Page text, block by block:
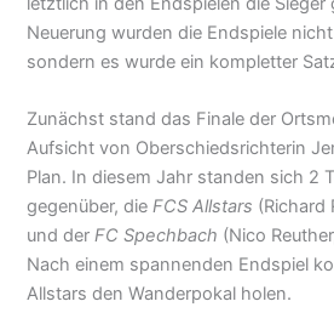
Neuerung wurden die Endspiele
sondern es wurde ein kompletter
Zunächst stand das Finale der
Aufsicht von Oberschiedsrichterin
Plan. In diesem Jahr standen sich 2
gegenüber, dieFCS Allstars (Richard
und derFC Spechbach (Nico
Nach einem spannenden Endspiel
Allstars den Wanderpokal holen.